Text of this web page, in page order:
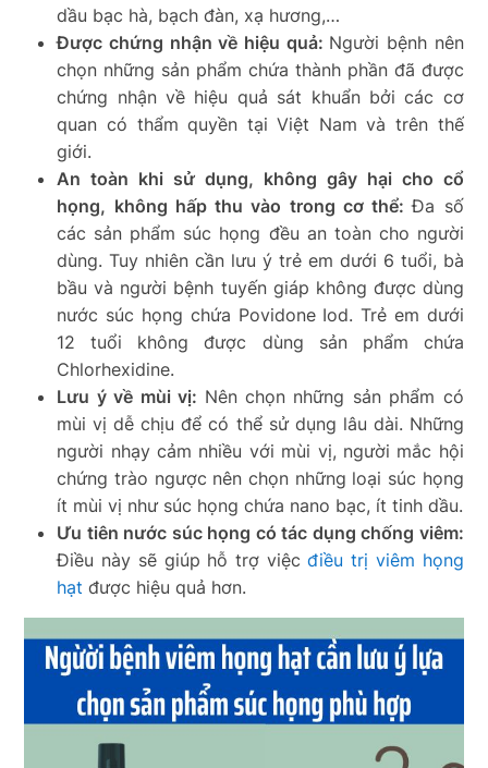
dầu bạc hà, bạch đàn, xạ hương,…
Được chứng nhận về hiệu quả: Người bệnh nên
chọn những sản phẩm chứa thành phần đã được
chứng nhận về hiệu quả sát khuẩn bởi các cơ
quan có thẩm quyền tại Việt Nam và trên thế
giới.
An toàn khi sử dụng, không gây hại cho cổ
họng, không hấp thu vào trong cơ thể:Đa số
các sản phẩm súc họng đều an toàn cho người
dùng. Tuy nhiên cần lưu ý trẻ em dưới 6 tuổi, bà
bầu và người bệnh tuyến giáp không được dùng
nước súc họng chứa Povidone Iod. Trẻ em dưới
12 tuổi không được dùng sản phẩm chứa
Chlorhexidine.
Lưu ý về mùi vị: Nên chọn những sản phẩm có
mùi vị dễ chịu để có thể sử dụng lâu dài. Những
người nhạy cảm nhiều với mùi vị, người mắc hội
chứng trào ngược nên chọn những loại súc họng
ít mùi vị như súc họng chứa nano bạc, ít tinh dầu.
Ưu tiên nước súc họng có tác dụng chống viêm:
Điều này sẽ giúp hỗ trợ việcđiều trị viêm họng
hạt được hiệu quả hơn.